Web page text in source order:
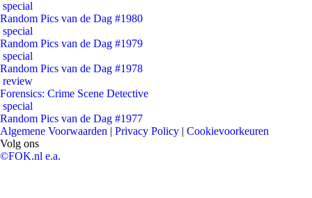
special
Random Pics van de Dag #1980
special
Random Pics van de Dag #1979
special
Random Pics van de Dag #1978
review
Forensics: Crime Scene Detective
special
Random Pics van de Dag #1977
Algemene Voorwaarden | Privacy Policy | Cookievoorkeuren
Volg ons
©FOK.nl e.a.